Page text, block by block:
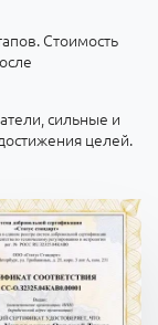
Стоимость
сильные и
целей.